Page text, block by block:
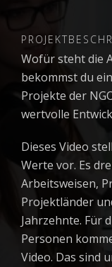
Wofür steht die
bekommst du
Projekte der
wertvolle
Dieses Video
Werte vor. Es
Arbeitsweisen,
Projektländer
Jahrzehnte. Für
Personen
Video. Das sind